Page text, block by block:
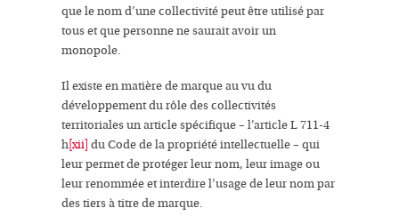
que le nom d’une collectivité peut être utilisé par
tous et que personne ne saurait avoir un
monopole.
Il existe en matière de marque au vu du
développement durôle des collectivités
territorialesun article spécifique – l’article L 711-4
h[xii] du Code de la propriété intellectuelle – qui
leur permet de protéger leur nom, leur image ou
leur renommée et interdire l’usage de leur nom par
des tiers à titre de marque.